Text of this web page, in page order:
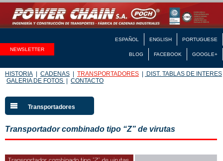
NEWSLETTER
ESPAÑOL ENGLISH PORTUGUESE
BLOG FACEBOOK GOOGLE+
HISTORIA | CADENAS | TRANSPORTADORES | DIST. TABLAS DE INTERES
GALERIA DE FOTOS | CONTACTO
Transportadores
Transportador combinado tipo “Z” de virutas